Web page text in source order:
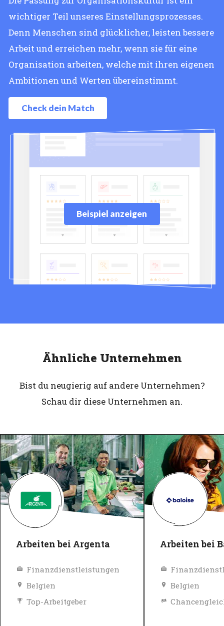
wichtiger Teil unseres Einstellungsprozesses.
Denn Menschen sind glücklicher, leisten bessere
Arbeit und erreichen mehr, wenn sie für eine
Organisation arbeiten, welche mit ihren eigenen
Ambitionen und Werten übereinstimmt.
Check dein Match
Beispiel anzeigen
Ähnliche Unternehmen
Bist du neugierig auf andere Unternehmen?
Schau dir diese Unternehmen an.
Arbeiten bei Argenta
Finanzdienstleistungen
Belgien
Top-Arbeitgeber
Arbeiten bei
Belgien